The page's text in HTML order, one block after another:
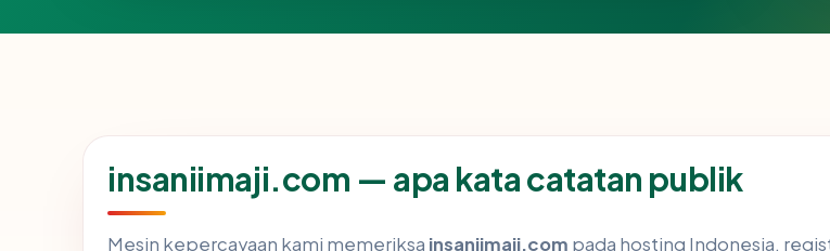
insaniimaji.com — apa kata catatan publik
Mesin kepercayaan kami memeriksa insaniimaji.com pada hosting Indonesia,